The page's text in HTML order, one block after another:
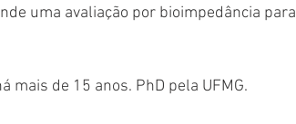
uma avaliação por bioimpedância para
mais de 15 anos. PhD pela UFMG.